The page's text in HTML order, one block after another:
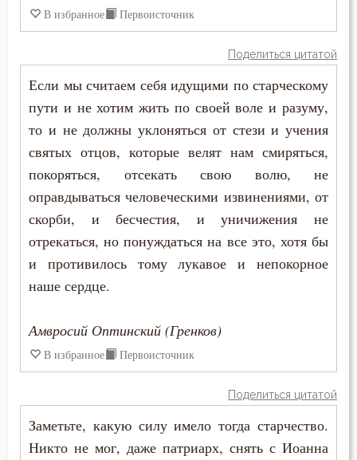
Праведность
Празднословие
Прелесть
Прелюбодеяние
Преображение Господне
Привычки
Пример
Приметы
Причастие
Промысел Божий
В избранное Первоисточник
Поделиться цитатой
Если мы считаем себя идущими по старческому
пути и не хотим жить по своей воле и разуму,
то и не должны уклоняться от стези и учения
святых отцов, которые велят нам смиряться,
покоряться, отсекать свою волю, не
оправдываться человеческими извинениями, от
скорби, и бесчестия, и уничижения не
отрекаться, но понуждаться на все это, хотя бы
и противилось тому лукавое и непокорное
наше сердце.
Амвросий Оптинский (Гренков)
В избранное Первоисточник
Поделиться цитатой
Заметьте, какую силу имело тогда старчество.
Никто не мог, даже патриарх, снять с Иоанна